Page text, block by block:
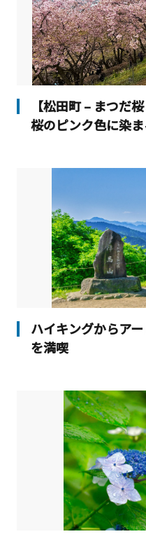
【松田町 – まつだ
桜のピンク色に染
ハイキングからア
を満喫